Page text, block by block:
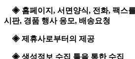
◈ 홈페이지, 서면양식, 전화, 팩스를
시판, 경품 행사 응모, 배송요청
◈ 제휴사로부터의 제공
◈ 생성정보 수집 툴을 통한 수집